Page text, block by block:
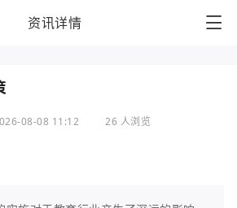
资讯详情
08-08 11:12 26 人浏览